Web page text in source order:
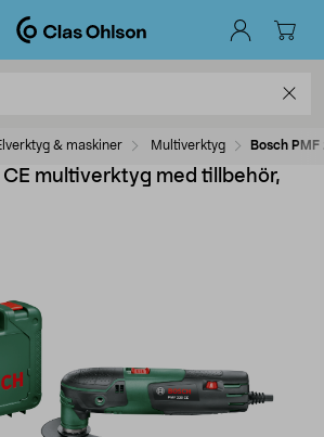
& maskiner Multiverktyg Bosch
CE multiverktyg med tillbehör,